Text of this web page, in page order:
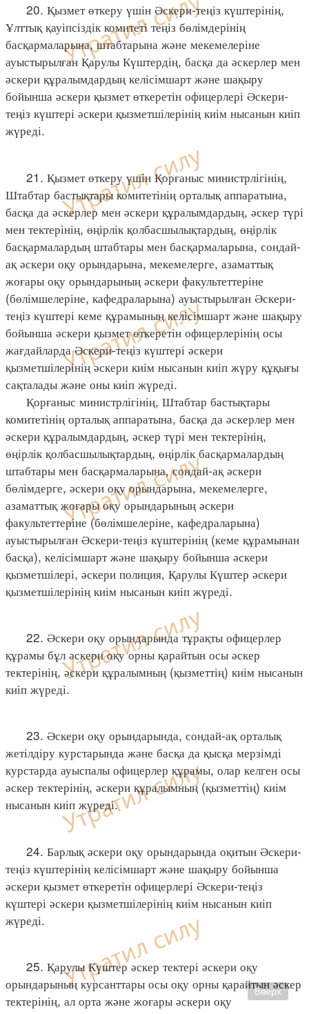
20. Қызмет өткеру үшін Әскери-теңіз күштерінің,
Ұлттық қауіпсіздік комитеті теңіз бөлімдерінің
басқармаларына, штабтарына және мекемелеріне
ауыстырылған Қарулы Күштердің, басқа да әскерлер мен
әскери құралымдардың келісімшарт және шақыру
бойынша әскери қызмет өткеретін офицерлері Әскери-
теңіз күштері әскери қызметшілерінің киім нысанын киіп
жүреді.
21. Қызмет өткеру үшін Қорғаныс министрлігінің,
Штабтар бастықтары комитетінің орталық аппаратына,
басқа да әскерлер мен әскери құралымдардың, әскер түрі
мен тектерінің, өңірлік қолбасшылықтардың, өңірлік
басқармалардың штабтары мен басқармаларына, сондай-
ақ әскери оқу орындарына, мекемелерге, азаматтық
жоғары оқу орындарының әскери факультеттеріне
(бөлімшелеріне, кафедраларына) ауыстырылған Әскери-
теңіз күштері кеме құрамының келісімшарт және шақыру
бойынша әскери қызмет өткеретін офицерлерінің осы
жағдайларда Әскери-теңіз күштері әскери
қызметшілерінің әскери киім нысанын киіп жүру құқығы
сақталады және оны киіп жүреді.
Қорғаныс министрлігінің, Штабтар бастықтары
комитетінің орталық аппаратына, басқа да әскерлер мен
әскери құралымдардың, әскер түрі мен тектерінің,
өңірлік қолбасшылықтардың, өңірлік басқармалардың
штабтары мен басқармаларына, сондай-ақ әскери
бөлімдерге, әскери оқу орындарына, мекемелерге,
азаматтық жоғары оқу орындарының әскери
факультеттеріне (бөлімшелеріне, кафедраларына)
ауыстырылған Әскери-теңіз күштерінің (кеме құрамынан
басқа), келісімшарт және шақыру бойынша әскери
қызметшілері, әскери полиция, Қарулы Күштер әскери
қызметшілерінің киім нысанын киіп жүреді.
22. Әскери оқу орындарында тұрақты офицерлер
құрамы бұл әскери оқу орны қарайтын осы әскер
тектерінің, әскери құралымның (қызметтің) киім нысанын
киіп жүреді.
23. Әскери оқу орындарында, сондай-ақ орталық
жетілдіру курстарында және басқа да қысқа мерзімді
курстарда ауыспалы офицерлер құрамы, олар келген осы
әскер тектерінің, әскери құралымның (қызметтің) киім
нысанын киіп жүреді.
24. Барлық әскери оқу орындарында оқитын Әскери-
теңіз күштерінің келісімшарт және шақыру бойынша
әскери қызмет өткеретін офицерлері Әскери-теңіз
күштері әскери қызметшілерінің киім нысанын киіп
жүреді.
25. Қарулы Күштер әскер тектері әскери оқу
орындарының курсанттары осы оқу орны қарайтын әскер
тектерінің, ал орта және жоғары әскери оқу
Вверх